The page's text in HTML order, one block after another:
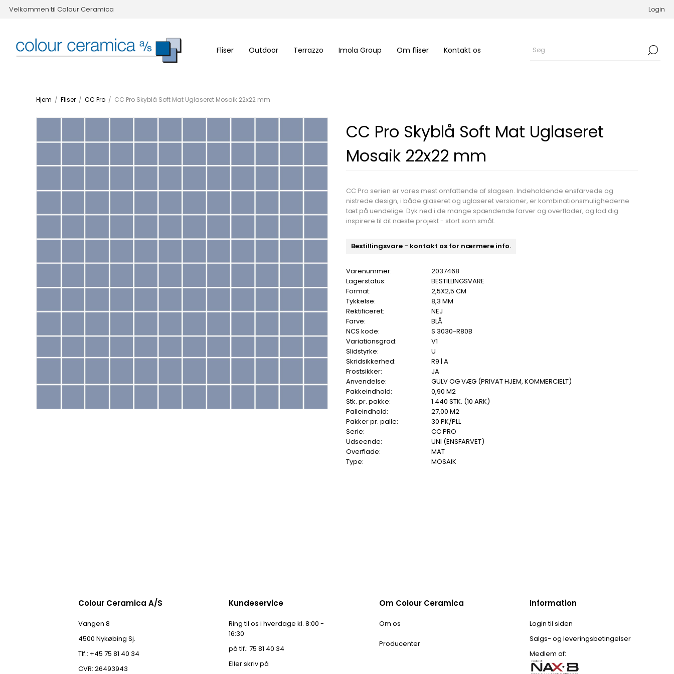
Velkommen til Colour Ceramica Login
Fliser Outdoor Terrazzo Imola Group Om fliser Kontakt os
Hjem / Fliser / CC Pro / CC Pro Skyblå Soft Mat Uglaseret Mosaik 22x22 mm
CC Pro Skyblå Soft Mat Uglaseret
Mosaik 22x22 mm
CC Pro serien er vores mest omfattende af slagsen. Indeholdende ensfarvede og
nistrede design, i både glaseret og uglaseret versioner, er kombinationsmulighederne
tæt på uendelige. Dyk ned i de mange spændende farver og overflader, og lad dig
inspirere til dit næste projekt - stort som småt.
Bestillingsvare - kontakt os for nærmere info.
Varenummer:
2037468
Lagerstatus:
BESTILLINGSVARE
Format:
2,5X2,5 CM
Tykkelse:
8,3 MM
Rektificeret:
NEJ
Farve:
BLÅ
NCS kode:
S 3030-R80B
Variationsgrad:
V1
Slidstyrke:
U
Skridsikkerhed:
R9 | A
Frostsikker:
JA
Anvendelse:
GULV OG VÆG (PRIVAT HJEM, KOMMERCIELT)
Pakkeindhold:
0,90 M2
Stk. pr. pakke:
1.440 STK. (10 ARK)
Palleindhold:
27,00 M2
Pakker pr. palle:
30 PK/PLL
Serie:
CC PRO
Udseende:
UNI (ENSFARVET)
Overflade:
MAT
Type:
MOSAIK
Colour Ceramica A/S
Vangen 8
4500 Nykøbing Sj.
Tlf.: +45 75 81 40 34
CVR: 26493943
Kundeservice
Ring til os i hverdage kl. 8:00 -
16:30
på tlf.: 75 81 40 34
Eller skriv på
Om Colour Ceramica
Om os
Producenter
Information
Login til siden
Salgs- og leveringsbetingelser
Medlem af: